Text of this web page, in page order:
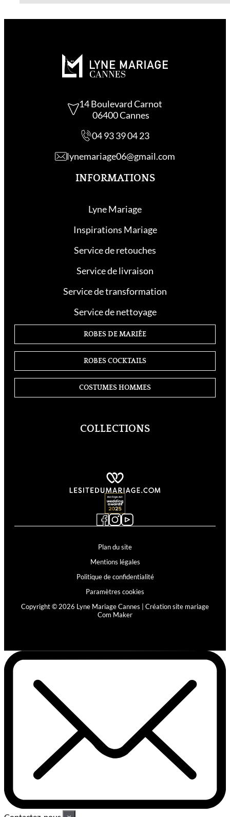
14 Boulevard Carnot
06400 Cannes
04 93 39 04 23
lynemariage06@gmail.com
INFORMATIONS
Lyne Mariage
Inspirations Mariage
Service de retouches
Service de livraison
Service de transformation
Service de nettoyage
COLLECTIONS
ROBES DE MARIÉE
ROBES COCKTAILS
COSTUMES HOMMES
Plan du site
Mentions légales
Politique de confidentialité
Paramètres cookies
Copyright © 2026 Lyne Mariage Cannes | Création site mariage
Com Maker